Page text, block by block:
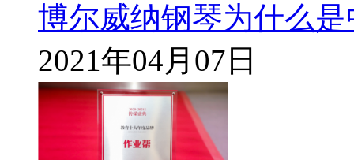
博尔威纳钢琴为什么
2021年04月07日